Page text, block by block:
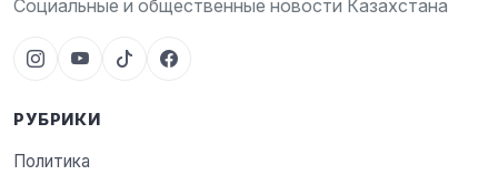
Социальные и общественные новости Казахстана
РУБРИКИ
Политика